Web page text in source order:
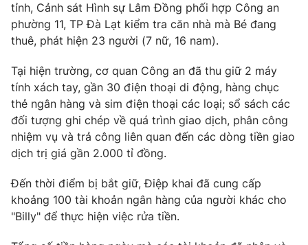
® Cấm sao chép dưới mọi hình thức nếu không có sự chấp
thuận bằng văn bản. Ghi rõ nguồn VTV.vn khi phát hành lại
thông tin từ website này.
tỉnh, Cảnh sát Hình sự Lâm Đồng phối hợp Công an
phường 11, TP Đà Lạt kiểm tra căn nhà mà Bé đang
thuê, phát hiện 23 người (7 nữ, 16 nam).
Tại hiện trường, cơ quan Công an đã thu giữ 2 máy
tính xách tay, gần 30 điện thoại di động, hàng chục
thẻ ngân hàng và sim điện thoại các loại; sổ sách các
đối tượng ghi chép về quá trình giao dịch, phân công
nhiệm vụ và trả công liên quan đến các dòng tiền giao
dịch trị giá gần 2.000 tỉ đồng.
Đến thời điểm bị bắt giữ, Điệp khai đã cung cấp
khoảng 100 tài khoản ngân hàng của người khác cho
"Billy" để thực hiện việc rửa tiền.